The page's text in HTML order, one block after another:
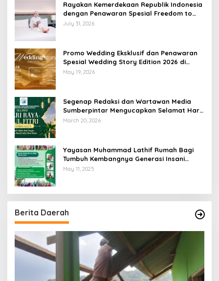
Rayakan Kemerdekaan Republik Indonesia
dengan Penawaran Spesial Freedom to
Relax di Holiday Inn Lampung Bukit Randu
July 31, 2026
Promo Wedding Eksklusif dan Penawaran
Spesial Wedding Story Edition 2026 di
Swiss-Belhotel Lampung
May 19, 2026
Segenap Redaksi dan Wartawan Media
Sumberpintar Mengucapkan Selamat Hari
Raya Idul Fitri 1447 Hijriyah / 2026 M
March 20, 2026
Yayasan Muhammad Lathif Rumah Bagi
Tumbuh Kembangnya Generasi Insani
Cerdas dan Berkarakter
May 11, 2025
Berita Daerah